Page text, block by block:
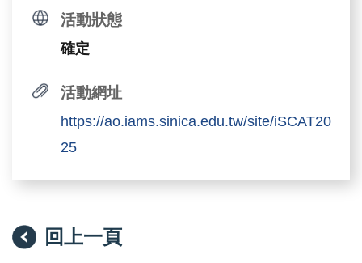
活動狀態
確定
活動網址
https://ao.iams.sinica.edu.tw/site/iSCAT20
25
回上一頁